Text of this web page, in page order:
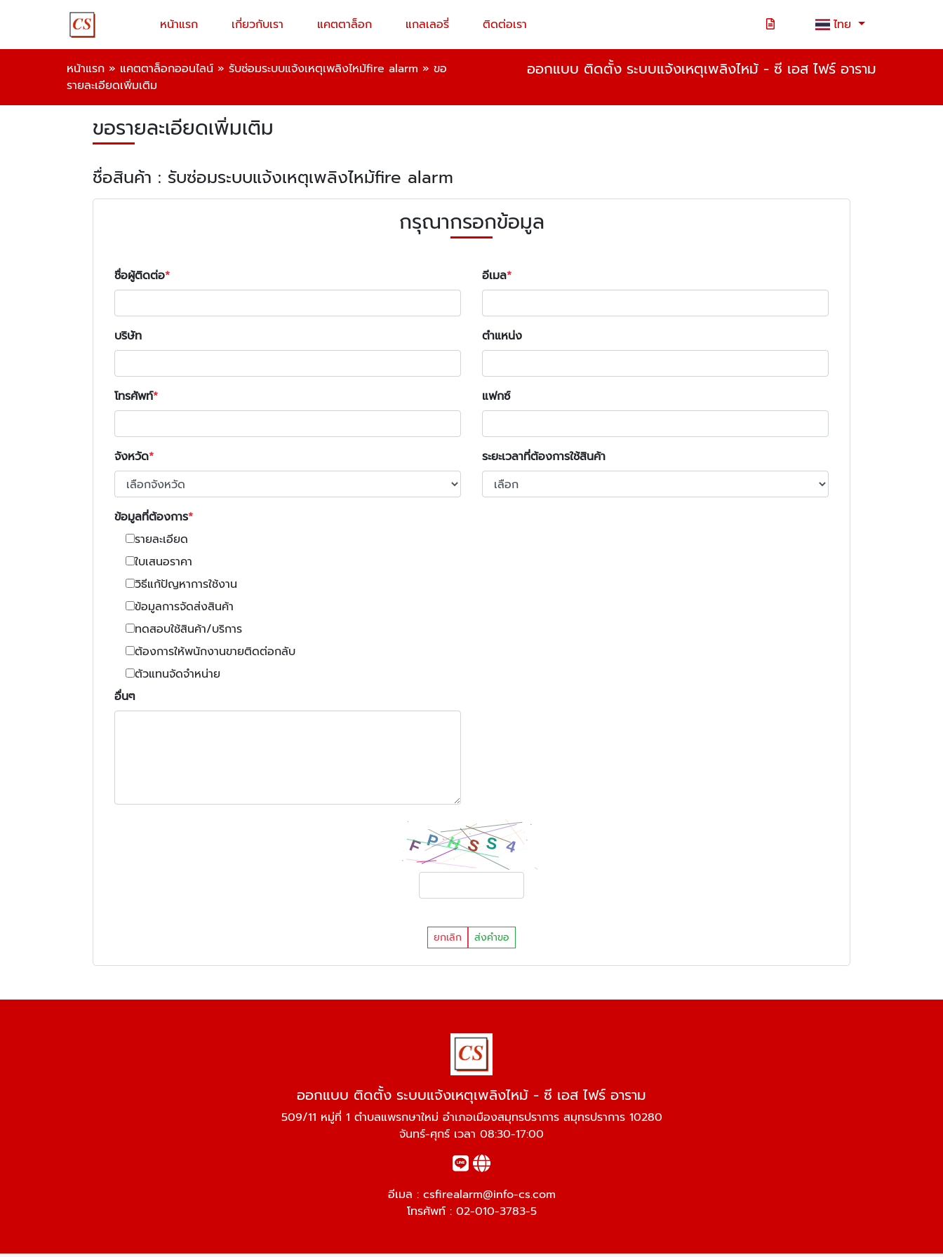
หน้าแรก เกี่ยวกับเรา แคตตาล็อก แกลเลอรี่ ติดต่อเรา ไทย
หน้าแรก » แคตตาล็อกออนไลน์ » รับซ่อมระบบแจ้งเหตุเพลิงไหม้fire alarm » ขอ
รายละเอียดเพิ่มเติม
ออกแบบ ติดตั้ง ระบบแจ้งเหตุเพลิงไหม้ - ซี เอส ไฟร์ อาราม
ขอรายละเอียดเพิ่มเติม
ชื่อสินค้า : รับซ่อมระบบแจ้งเหตุเพลิงไหม้fire alarm
กรุณากรอกข้อมูล
ชื่อผู้ติดต่อ อีเมล
บริษัท ตำแหน่ง
โทรศัพท์ แฟกซ์
จังหวัด ระยะเวลาที่ต้องการใช้สินค้า
ข้อมูลที่ต้องการ
รายละเอียด
ใบเสนอราคา
วิธีแก้ปัญหาการใช้งาน
ข้อมูลการจัดส่งสินค้า
ทดสอบใช้สินค้า/บริการ
ต้องการให้พนักงานขายติดต่อกลับ
ตัวแทนจัดจำหน่าย
อื่นๆ
ยกเลิก ส่งคำขอ
ออกแบบ ติดตั้ง ระบบแจ้งเหตุเพลิงไหม้ - ซี เอส ไฟร์ อาราม
509/11 หมู่ที่ 1 ตำบลแพรกษาใหม่ อำเภอเมืองสมุทรปราการ สมุทรปราการ 10280
จันทร์-ศุกร์ เวลา 08:30-17:00
อีเมล : csfirealarm@info-cs.com
โทรศัพท์ : 02-010-3783-5